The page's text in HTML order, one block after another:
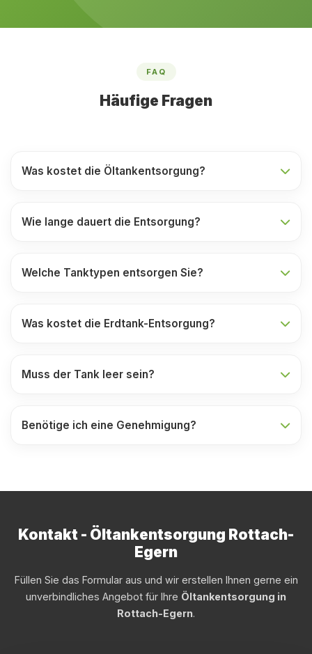
FAQ
Häufige Fragen
Was kostet die Öltankentsorgung?
Wie lange dauert die Entsorgung?
Welche Tanktypen entsorgen Sie?
Was kostet die Erdtank-Entsorgung?
Muss der Tank leer sein?
Benötige ich eine Genehmigung?
Kontakt - Öltankentsorgung Rottach-
Egern
Füllen Sie das Formular aus und wir erstellen Ihnen gerne ein
unverbindliches Angebot für Ihre Öltankentsorgung in
Rottach-Egern.